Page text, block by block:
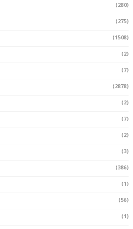
(280)
(275)
(1508)
(2)
(7)
(2878)
(2)
(7)
(2)
(3)
(386)
(1)
(56)
(1)